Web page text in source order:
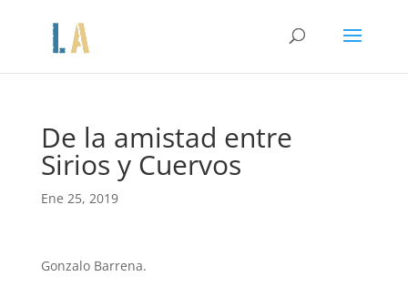
De la amistad entre
Sirios y Cuervos
Ene 25, 2019
Gonzalo Barrena.